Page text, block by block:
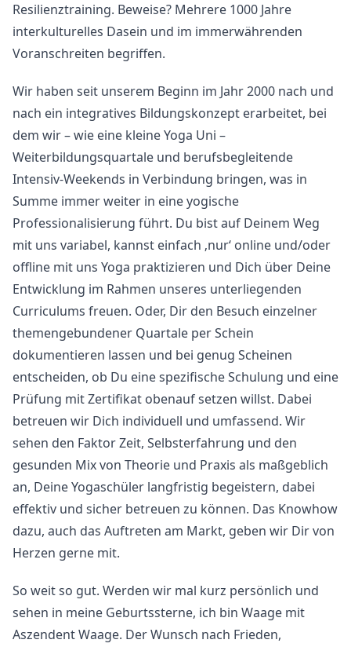
Resilienztraining. Beweise? Mehrere 1000 Jahre
interkulturelles Dasein und im immerwährenden
Voranschreiten begriffen.
Wir haben seit unserem Beginn im Jahr 2000 nach und
nach ein integratives Bildungskonzept erarbeitet, bei
dem wir – wie eine kleine Yoga Uni –
Weiterbildungsquartale und berufsbegleitende
Intensiv-Weekends in Verbindung bringen, was in
Summe immer weiter in eine yogische
Professionalisierung führt. Du bist auf Deinem Weg
mit uns variabel, kannst einfach ‚nur‘ online und/oder
offline mit uns Yoga praktizieren und Dich über Deine
Entwicklung im Rahmen unseres unterliegenden
Curriculums freuen. Oder, Dir den Besuch einzelner
themengebundener Quartale per Schein
dokumentieren lassen und bei genug Scheinen
entscheiden, ob Du eine spezifische Schulung und eine
Prüfung mit Zertifikat obenauf setzen willst. Dabei
betreuen wir Dich individuell und umfassend. Wir
sehen den Faktor Zeit, Selbsterfahrung und den
gesunden Mix von Theorie und Praxis als maßgeblich
an, Deine Yogaschüler langfristig begeistern, dabei
effektiv und sicher betreuen zu können. Das Knowhow
dazu, auch das Auftreten am Markt, geben wir Dir von
Herzen gerne mit.
So weit so gut. Werden wir mal kurz persönlich und
sehen in meine Geburtssterne, ich bin Waage mit
Aszendent Waage. Der Wunsch nach Frieden,